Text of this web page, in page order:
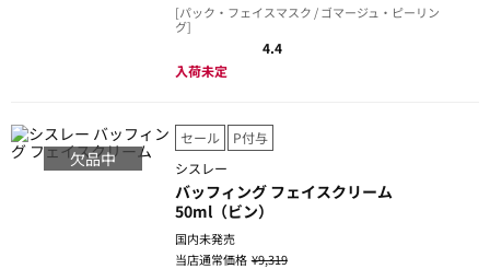
[パック・フェイスマスク / ゴマージュ・ピーリン
グ]
4.4
入荷未定
欠品中
セール
P付与
シスレー
バッフィング フェイスクリーム
50ml（ビン）
国内未発売
当店通常価格¥9,319